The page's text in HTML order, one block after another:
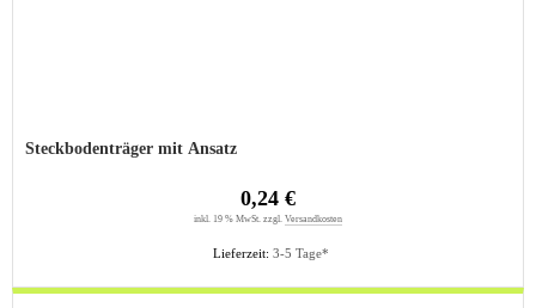
Steckbodenträger mit Ansatz
Lieferzeit: 3-5 Tage*
0,24 €
inkl. 19 % MwSt. zzgl. Versandkosten